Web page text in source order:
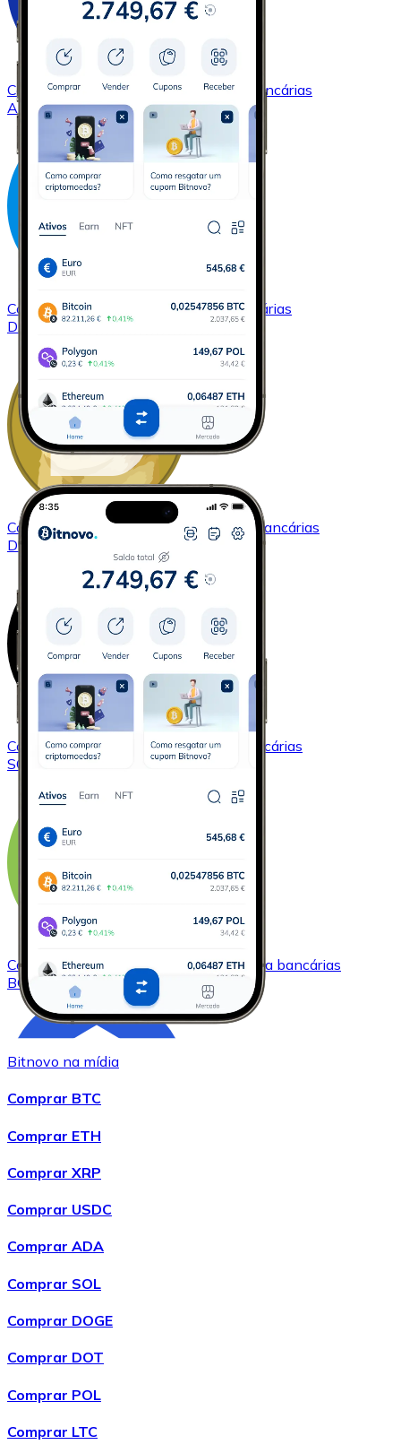
ComprarCardanocom transferência bancárias
ADA
ComprarDash
com transferência bancárias
DASH
ComprarDogecoincom transferência bancárias
DOGE
ComprarSolana
com transferência bancárias
SOL
ComprarBitcoin Cashcom transferência bancárias
BCH
ComprarChainlink
LINK
ComprarWrapped Bitcoin
Bitnovo na mídia
Comprar BTC
Comprar ETH
Comprar XRP
Comprar USDC
Comprar ADA
Comprar SOL
Comprar DOGE
Comprar DOT
Comprar POL
Comprar LTC